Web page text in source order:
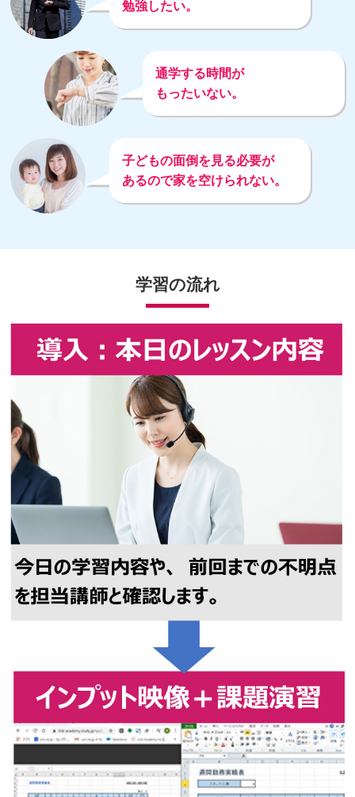
勉強したい。
通学する時間が
もったいない。
子どもの面倒を見る必要が
あるので家を空けられない。
学習の流れ